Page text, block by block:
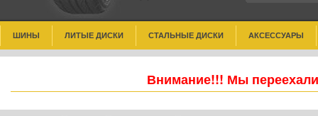
ШИНЫ ЛИТЫЕ ДИСКИ СТАЛЬНЫЕ ДИСКИ АКСЕССУАРЫ
Внимание!!! Мы